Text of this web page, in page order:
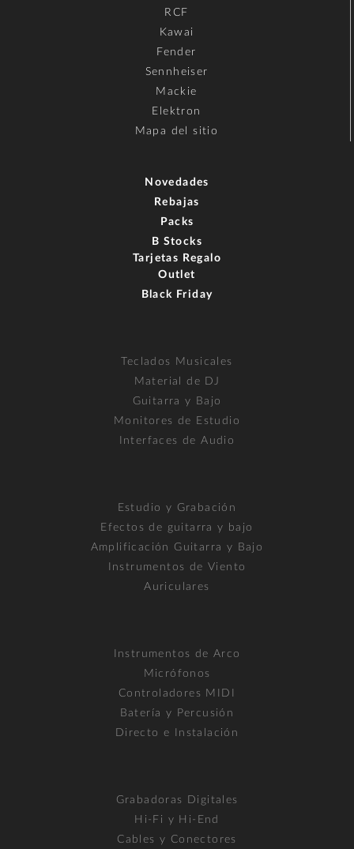
RCF
Kawai
Fender
Sennheiser
Mackie
Elektron
Mapa del sitio
Novedades
Rebajas
Packs
B Stocks
Tarjetas Regalo
Outlet
Black Friday
Teclados Musicales
Material de DJ
Guitarra y Bajo
Monitores de Estudio
Interfaces de Audio
Estudio y Grabación
Efectos de guitarra y bajo
Amplificación Guitarra y Bajo
Instrumentos de Viento
Auriculares
Instrumentos de Arco
Micrófonos
Controladores MIDI
Batería y Percusión
Directo e Instalación
Grabadoras Digitales
Hi-Fi y Hi-End
Cables y Conectores